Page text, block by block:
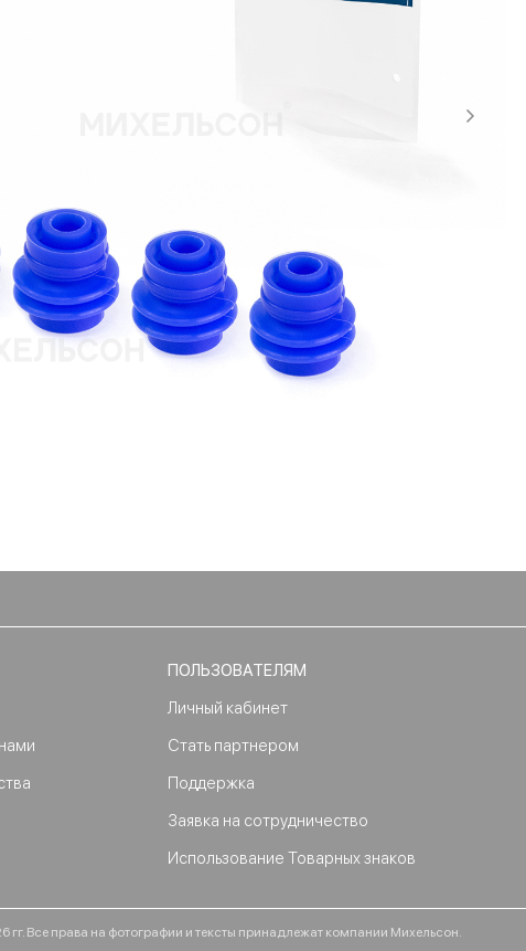
ПОЛЬЗОВАТЕЛЯМ
Личный кабинет
Стать партнером
Поддержка
Заявка на сотрудничество
Использование Товарных знаков
гг. Все права на фотографии и тексты принадлежат компании Михельсон.